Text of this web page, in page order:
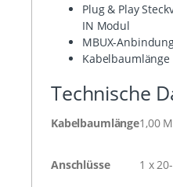
Plug & Play
IN Modul
MBUX-
Kabelbaumlänge
Technische
Kabelbaumlänge1,00
Anschlüsse 1 x